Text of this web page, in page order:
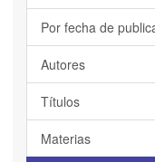
Por fecha de
Autores
Títulos
Materias